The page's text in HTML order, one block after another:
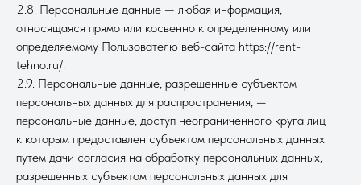
2.8. Персональные данные — любая информация,
относящаяся прямо или косвенно к определенному или
определяемому Пользователю веб-сайта https://rent-
tehno.ru/.
2.9. Персональные данные, разрешенные субъектом
персональных данных для распространения, —
персональные данные, доступ неограниченного круга лиц
к которым предоставлен субъектом персональных данных
путем дачи согласия на обработку персональных данных,
разрешенных субъектом персональных данных для